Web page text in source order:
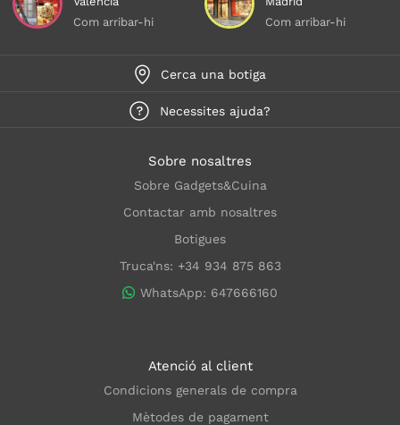
Com arribar-hi
Com arribar-hi
Cerca una botiga
Necessites ajuda?
Sobre nosaltres
Sobre Gadgets&Cuina
Contactar amb nosaltres
Botigues
Truca'ns: +34 934 875 863
WhatsApp: 647666160
Atenció al client
Condicions generals de compra
Mètodes de pagament